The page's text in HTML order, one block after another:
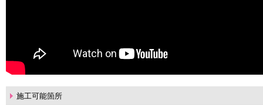
施工可能箇所